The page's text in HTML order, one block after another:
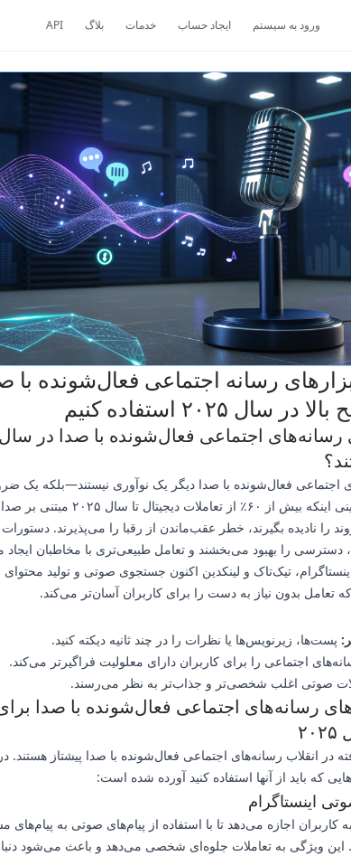
ورود به سیستم ایجاد حساب خدمات بلاگ API
رسانه اجتماعی فعال‌شونده با
۲۰۲۵ استفاده کنیم
اجتماعی فعال‌شونده با صدا دیگر یک نوآوری نیستند—بلکه
می‌شوند. با پیش‌بینی اینکه بیش از ۶۰٪ از
را نادیده بگیرند، خطر عقب‌ماندن از رقبا را می‌پذیرند.
دسترسی را بهبود می‌بخشند و تعامل طبیعی‌تری با مخاطبان ایجاد
اینستاگرام، تیک‌تاک و لینکدین اکنون جستجوی صوتی و تولید
که تعامل بدون نیاز به دست را برای کاربران آسان‌تر می‌کند.
پست‌ها، زیرنویس‌ها یا نظرات را در چند ثانیه دیکته کنید.
اجتماعی را برای کاربران دارای معلولیت فراگیرتر می‌کند.
صوتی اغلب شخصی‌تر و جذاب‌تر به نظر می‌رسند.
رسانه‌های اجتماعی فعال‌شونده با صدا
در انقلاب رسانه‌های اجتماعی فعال‌شونده با صدا پیشتاز هستند. در
که باید از آنها استفاده کنید آورده شده است:
کاربران اجازه می‌دهد تا با استفاده از پیام‌های صوتی به پیام‌های
این ویژگی به تعاملات جلوه‌ای شخصی می‌دهد و باعث می‌شود